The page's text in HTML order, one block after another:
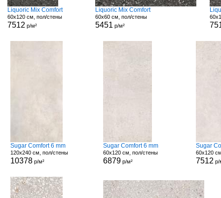
Liquoric Mix Comfort
60x120 см, пол/стены
7512 р/м²
Liquoric Mix Comfort
60x60 см, пол/стены
5451 р/м²
Sugar Comfort 6 mm
120x240 см, пол/стены
10378р/м²
Sugar Comfort 6 mm
60x120 см, пол/стены
6879 р/м²
Sugar
60x120
7512 р/